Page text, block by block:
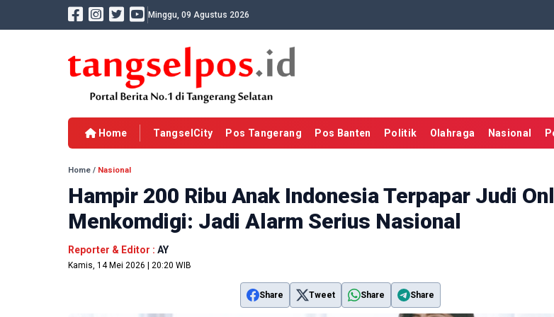
Minggu, 09 Agustus 2026
Home TangselCity Pos Tangerang Pos Banten Politik Olahraga Nasional
Home / Nasional
Hampir 200 Ribu Anak Indonesia Terpapar Judi
Menkomdigi: Jadi Alarm Serius Nasional
Reporter & Editor : AY
Kamis, 14 Mei 2026 | 20:20 WIB
Share Tweet Share Share